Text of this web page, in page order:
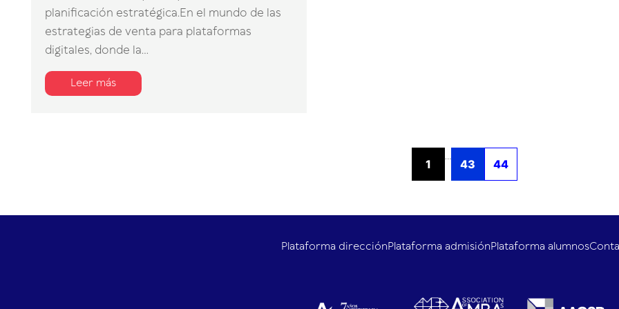
planificación estratégica.En el mundo de las
estrategias de venta para plataformas
digitales, donde la...
Leer más
1
...
43 44
Plataforma direcciónPlataforma admisiónPlataforma alumnos